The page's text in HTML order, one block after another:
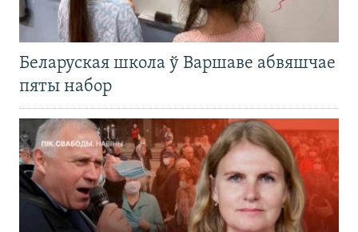
Беларуская школа ў Варшаве абвяшчае
пяты набор